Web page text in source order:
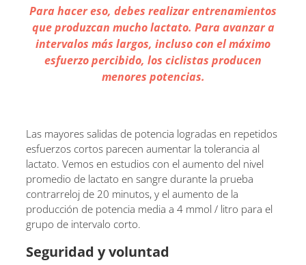
Para hacer eso, debes realizar entrenamientos
que produzcan mucho lactato. Para avanzar a
intervalos más largos, incluso con el máximo
esfuerzo percibido, los ciclistas producen
menores potencias.
Las mayores salidas de potencia logradas en repetidos
esfuerzos cortos parecen aumentar la tolerancia al
lactato. Vemos en estudios con el aumento del nivel
promedio de lactato en sangre durante la prueba
contrarreloj de 20 minutos, y el aumento de la
producción de potencia media a 4 mmol / litro para el
grupo de intervalo corto.
Seguridad y voluntad